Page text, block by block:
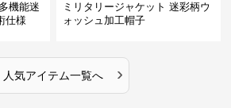
機能迷
仕様
ミリタリージャケット 迷彩柄ウ
ォッシュ加工帽子
人気アイテム一覧へ ›